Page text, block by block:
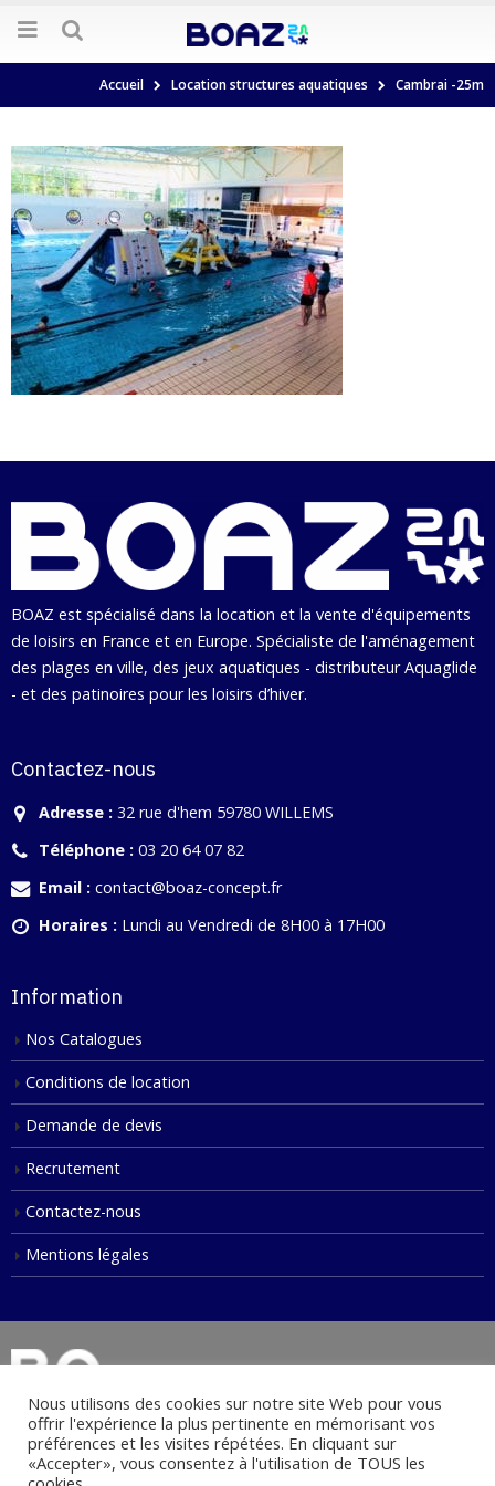
Accueil Location structures aquatiques Cambrai -25m
BOAZ est spécialisé dans la location et la vente d'équipements
de loisirs en France et en Europe. Spécialiste de l'aménagement
des plages en ville, des jeux aquatiques - distributeur Aquaglide
- et des patinoires pour les loisirs d’hiver.
Contactez-nous
Adresse : 32 rue d'hem 59780 WILLEMS
Téléphone : 03 20 64 07 82
Email : contact@boaz-concept.fr
Horaires : Lundi au Vendredi de 8H00 à 17H00
Information
Nos Catalogues
Conditions de location
Demande de devis
Recrutement
Contactez-nous
Mentions légales
© Copyright 2021. Tous droits réservés.
Nous utilisons des cookies sur notre site Web pour vous
offrir l'expérience la plus pertinente en mémorisant vos
préférences et les visites répétées. En cliquant sur
«Accepter», vous consentez à l'utilisation de TOUS les